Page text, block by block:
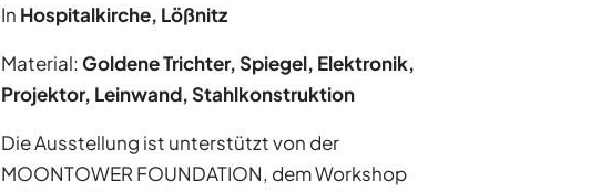
In Hospitalkirche, Lößnitz
Material:Goldene Trichter, Spiegel, Elektronik,
Projektor, Leinwand, Stahlkonstruktion
Die Ausstellung ist unterstützt von der
MOONTOWER FOUNDATION, dem Workshop